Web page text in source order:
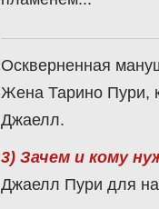
Оскверненная
Жена Тарино Пури,
Джаелл.
3) Зачем и кому
Джаелл Пури для